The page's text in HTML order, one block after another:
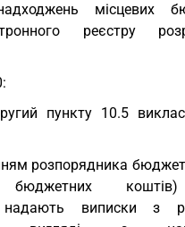
місцевих
реєстру
пункту 10.5
розпорядника
бюджетних
надають виписки з